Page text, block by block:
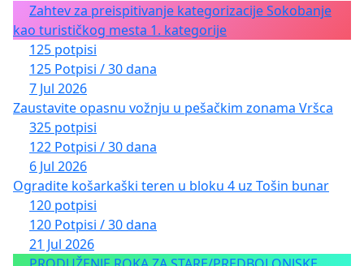
Zahtev za preispitivanje kategorizacije Sokobanje
kao turističkog mesta 1. kategorije
125 potpisi
125 Potpisi / 30 dana
7 Jul 2026
Zaustavite opasnu vožnju u pešačkim zonama Vršca
325 potpisi
122 Potpisi / 30 dana
6 Jul 2026
Ogradite košarkaški teren u bloku 4 uz Tošin bunar
120 potpisi
120 Potpisi / 30 dana
21 Jul 2026